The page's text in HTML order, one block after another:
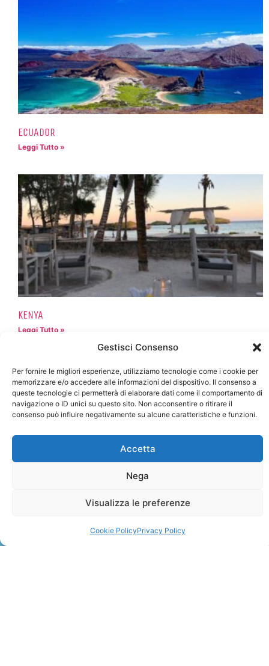
Gestisci Consenso
Per fornire le migliori esperienze, utilizziamo tecnologie come i cookie per
memorizzare e/o accedere alle informazioni del dispositivo. Il consenso a
queste tecnologie ci permetterà di elaborare dati come il comportamento di
navigazione o ID unici su questo sito. Non acconsentire o ritirare il
consenso può influire negativamente su alcune caratteristiche e funzioni.
Accetta
Nega
Visualizza le preferenze
Cookie PolicyPrivacy Policy
ECUADOR
Leggi Tutto »
KENYA
Leggi Tutto »